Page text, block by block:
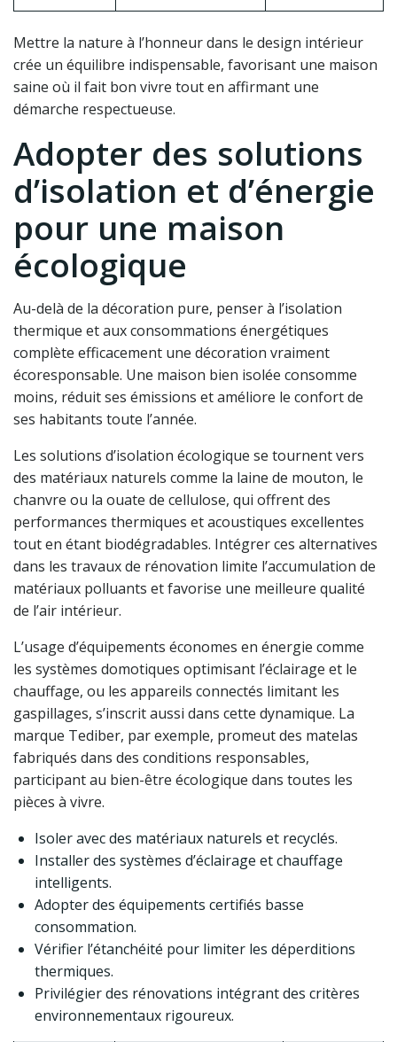
Mettre la nature à l’honneur dans le design intérieur
crée un équilibre indispensable, favorisant une maison
saine où il fait bon vivre tout en affirmant une
démarche respectueuse.
Adopter des solutions
d’isolation et d’énergie
pour une maison
écologique
Au-delà de la décoration pure, penser à l’isolation
thermique et aux consommations énergétiques
complète efficacement une décoration vraiment
écoresponsable. Une maison bien isolée consomme
moins, réduit ses émissions et améliore le confort de
ses habitants toute l’année.
Les solutions d’isolation écologique se tournent vers
des matériaux naturels comme la laine de mouton, le
chanvre ou la ouate de cellulose, qui offrent des
performances thermiques et acoustiques excellentes
tout en étant biodégradables. Intégrer ces alternatives
dans les travaux de rénovation limite l’accumulation de
matériaux polluants et favorise une meilleure qualité
de l’air intérieur.
L’usage d’équipements économes en énergie comme
les systèmes domotiques optimisant l’éclairage et le
chauffage, ou les appareils connectés limitant les
gaspillages, s’inscrit aussi dans cette dynamique. La
marque Tediber, par exemple, promeut des matelas
fabriqués dans des conditions responsables,
participant au bien-être écologique dans toutes les
pièces à vivre.
Isoler avec des matériaux naturels et recyclés.
Installer des systèmes d’éclairage et chauffage
intelligents.
Adopter des équipements certifiés basse
consommation.
Vérifier l’étanchéité pour limiter les déperditions
thermiques.
Privilégier des rénovations intégrant des critères
environnementaux rigoureux.